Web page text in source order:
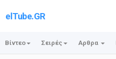
elTube.GR
Βίντεο Σειρές Αρθρα